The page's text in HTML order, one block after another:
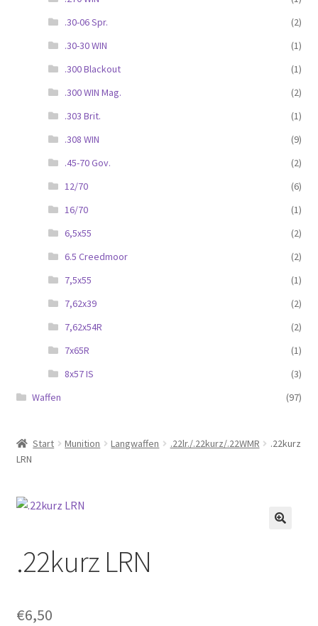
.30-06 Spr.
(2)
.30-30 WIN
(1)
.300 Blackout
(1)
.300 WIN Mag.
(2)
.303 Brit.
(1)
.308 WIN
(9)
.45-70 Gov.
(2)
12/70
(6)
16/70
(1)
6,5x55
(2)
6.5 Creedmoor
(2)
7,5x55
(1)
7,62x39
(2)
7,62x54R
(2)
7x65R
(1)
8x57 IS
(3)
Waffen
(97)
Start Munition Langwaffen .22lr./.22kurz/.22WMR
.22kurz
LRN
.22kurz LRN
€6,50